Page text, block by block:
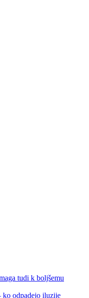
tudi k boljšemu
ko odpadejo iluzije